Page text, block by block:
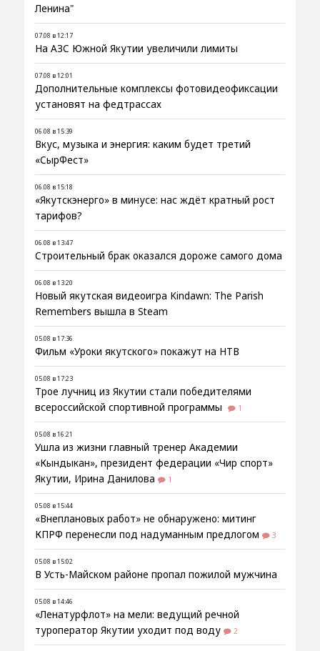
Ленина"
07.08 в 12:17
На АЗС Южной Якутии увеличили лимиты
07.08 в 12:01
Дополнительные комплексы фотовидеофиксации
установят на федтрассах
06.08 в 15:39
Вкус, музыка и энергия: каким будет третий
«СырФест»
06.08 в 15:18
«Якутскэнерго» в минусе: нас ждёт кратный рост
тарифов?
06.08 в 13:47
Строительный брак оказался дороже самого дома
06.08 в 13:20
Новый якутская видеоигра Kindawn: The Parish
Remembers вышла в Steam
05.08 в 17:36
Фильм «Уроки якутского» покажут на НТВ
05.08 в 17:23
Трое лучниц из Якутии стали победителями
всероссийской спортивной программы
1
05.08 в 16:21
Ушла из жизни главный тренер Академии
«Кындыкан», президент федерации «Чир спорт»
Якутии, Ирина Данилова
1
05.08 в 15:44
«Внеплановых работ» не обнаружено: митинг
КПРФ перенесли под надуманным предлогом
3
05.08 в 15:02
В Усть-Майском районе пропал пожилой мужчина
05.08 в 14:46
«Ленатурфлот» на мели: ведущий речной
туроператор Якутии уходит под воду
2